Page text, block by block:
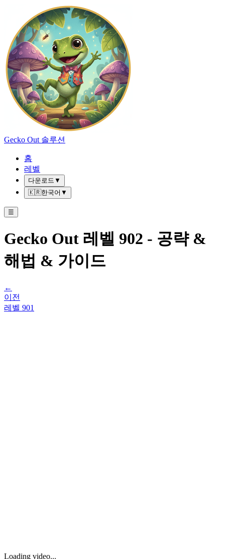
Gecko Out 솔루션
홈
레벨
다운로드 ▼
🇰🇷한국어 ▼
☰
Gecko Out 레벨 902 - 공략 &
해법 & 가이드
←
이전
레벨 901
Loading video...